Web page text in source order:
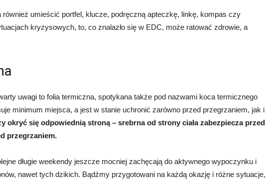
umieścić portfel, klucze, podręczną apteczkę, linkę, kompas czy
kryzysowych, to, co znalazło się w EDC, może ratować zdrowie, a
uwagi to folia termiczna, spotykana także pod nazwami koca termicznego
minimum miejsca, a jest w stanie uchronić zarówno przed przegrzaniem, jak i
okryć się odpowiednią stroną – srebrna od strony ciała zabezpiecza przed
przegrzaniem.
długie weekendy jeszcze mocniej zachęcają do aktywnego wypoczynku i
nawet tych dzikich. Bądźmy przygotowani na każdą okazję i różne sytuacje,